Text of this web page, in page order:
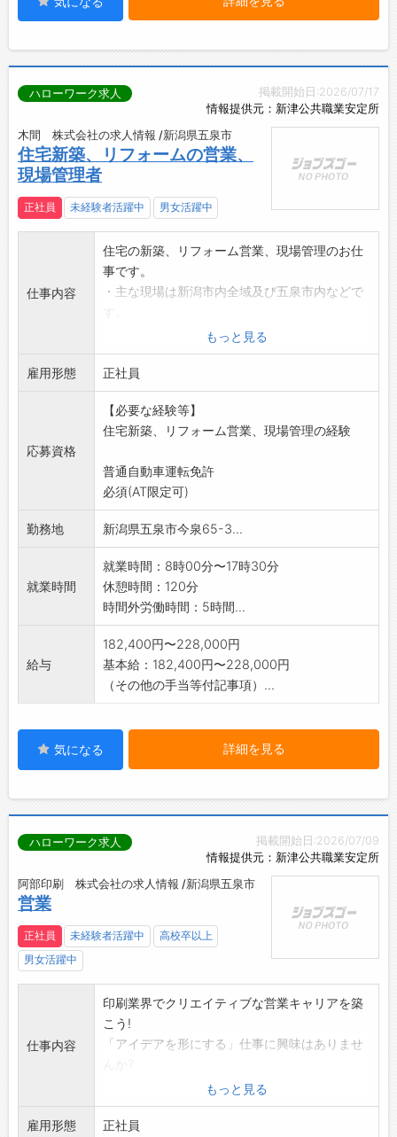
掲載開始日:2026/07/17
情報提供元：新津公共職業安定所
ハローワーク求人
木間 株式会社の求人情報 /新潟県五泉市
住宅新築、リフォームの営業、
現場管理者
正社員 未経験者活躍中 男女活躍中
仕事内容
住宅の新築、リフォーム営業、現場管理のお仕
事です。
・主な現場は新潟市内全域及び五泉市内などで
・朝、会社から会社の車で各現場、営業回りへ
向かいます。
変更範囲:会社の定める業務
もっと見る
雇用形態 正社員
応募資格
【必要な経験等】
住宅新築、リフォーム営業、現場管理の経験
普通自動車運転免許
必須(AT限定可)
勤務地 新潟県五泉市今泉65-3...
就業時間
就業時間：8時00分〜17時30分
休憩時間：120分
時間外労働時間：5時間...
給与
182,400円〜228,000円
基本給：182,400円〜228,000円
（その他の手当等付記事項）...
気になる 詳細を見る
掲載開始日:2026/07/09
情報提供元：新津公共職業安定所
ハローワーク求人
阿部印刷 株式会社の求人情報 /新潟県五泉市
営業
正社員 未経験者活躍中
高校卒以上
男女活躍中
仕事内容
印刷業界でクリエイティブな営業キャリアを築
こう!
「アイデアを形にする」仕事に興味はありませ
【こんな方を歓迎します!】
・人と話すのが好き!
クライアントとの信頼関係を築くことが得意
もっと見る
雇用形態 正社員